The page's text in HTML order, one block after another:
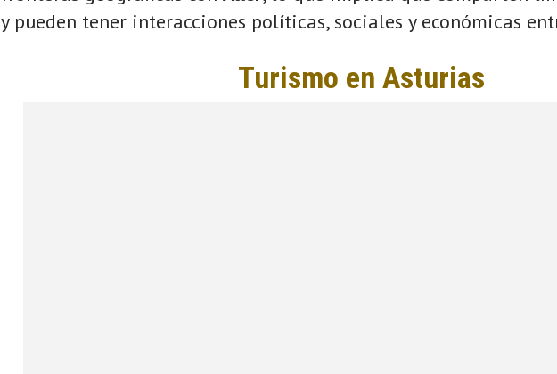
y pueden tener interacciones políticas, sociales y económicas